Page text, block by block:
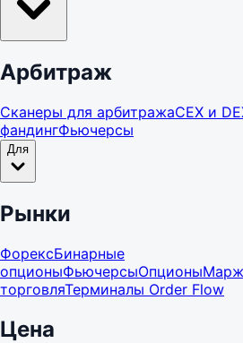
Арбитраж
Сканеры для арбитражаCEX и
фандингФьючерсы
Для
Рынки
ФорексБинарные
опционыФьючерсыОпционы
торговляТерминалы Order Flow
Цена